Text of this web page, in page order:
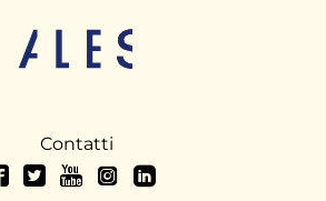
Contatti